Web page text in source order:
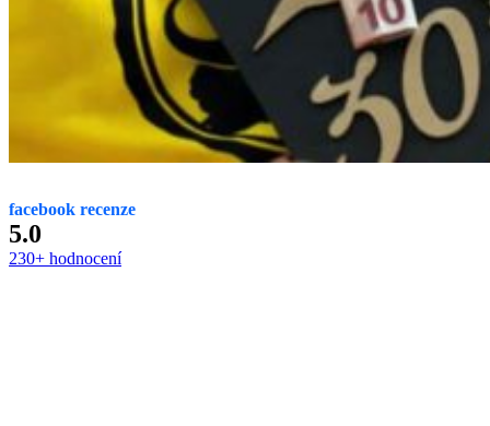
facebook recenze
5.0
230+ hodnocení